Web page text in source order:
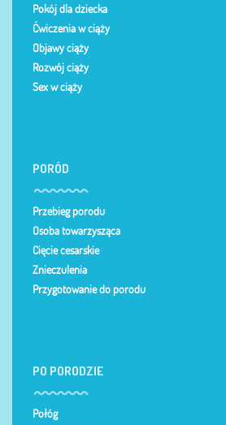
Pokój dla dziecka
Ćwiczenia w ciąży
Objawy ciąży
Rozwój ciąży
Sex w ciąży
PORÓD
Przebieg porodu
Osoba towarzysząca
Cięcie cesarskie
Znieczulenia
Przygotowanie do porodu
PO PORODZIE
Połóg